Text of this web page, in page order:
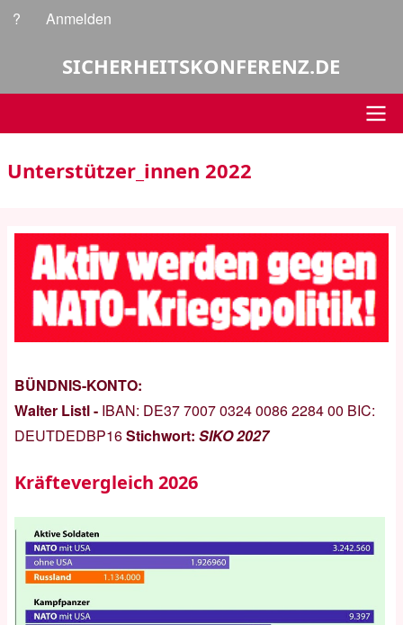
Direkt
Benutzermenü
? Anmelden
SICHERHEITSKONFERENZ.DE
Hauptnavigation
Unterstützer_innen 2022
BÜNDNIS-KONTO:
Walter Listl - IBAN: DE37 7007 0324 0086 2284 00 BIC:
DEUTDEDBP16Stichwort: SIKO 2027
Kräftevergleich 2026